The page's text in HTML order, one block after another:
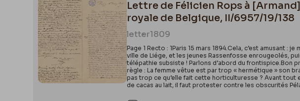
Lettre de Félicien Rops à
royale de Belgique, II/6957/19/138
letter1809
Page 1 Recto : 1Paris 15 mars 1894.Cela, c’est amusant :
ville de Liége, et les jeunes Rassenfosse enrougeolés,
télépathie subsiste ! Parlons d’abord du frontispice.Bon
règle : La femme vêtue est par trop « hermétique » son
pas trop ce qu’elle fait cette horticulturesse ? Avant tout
de cacas au lait, il faut protester contre les obscurités